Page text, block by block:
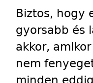
Biztos, hogy
gyorsabb és
akkor,
nem
minden